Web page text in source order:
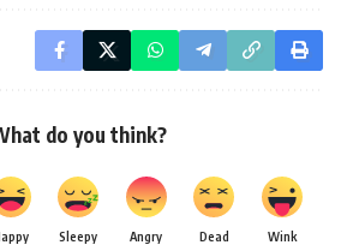
do you think?
Sleepy Angry Dead Wink